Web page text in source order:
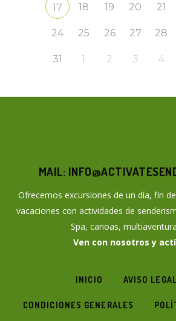
17 18 19 20 21
24 25 26 27 28
31 1 2 3 4
MAIL:
Ofrecemos excursiones de un día, fin
vacaciones con actividades de
Spa, canoas,
Ven con nosotros y
INICIO AVISO LEGAL
CONDICIONES GENERALES